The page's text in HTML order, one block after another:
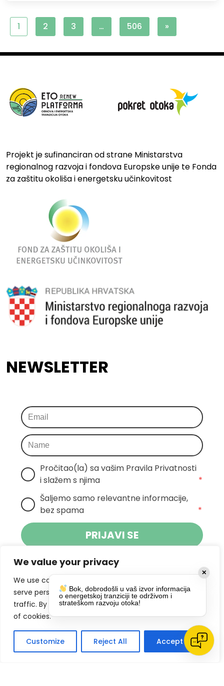
We value your privacy
We use cookies to enhance your browsing experience,
serve personalized ads or content, and analyze our
traffic. By clicking "Accept All", you consent to our use
of cookies.
Customize Reject All Accept All
1 2 3 … 506 »
Projekt je sufinanciran od strane Ministarstva
regionalnog razvoja i fondova Europske unije te Fonda
za zaštitu okoliša i energetsku učinkovitost
NEWSLETTER
Pročitao(la) sa vašim Pravila Privatnosti
i slažem s njima
*
Šaljemo samo relevantne informacije,
bez spama
*
PRIJAVI SE
Klikom na gumb dajete suglasnost za
primanje novosti Pokreta Otoka te se
slažete spolitikom privatnosti.
DRUŠTVENE MREŽE
✕
Bok, dobrodošli u vaš izvor informacija
o energetskoj tranziciji te održivom i
strateškom razvoju otoka!